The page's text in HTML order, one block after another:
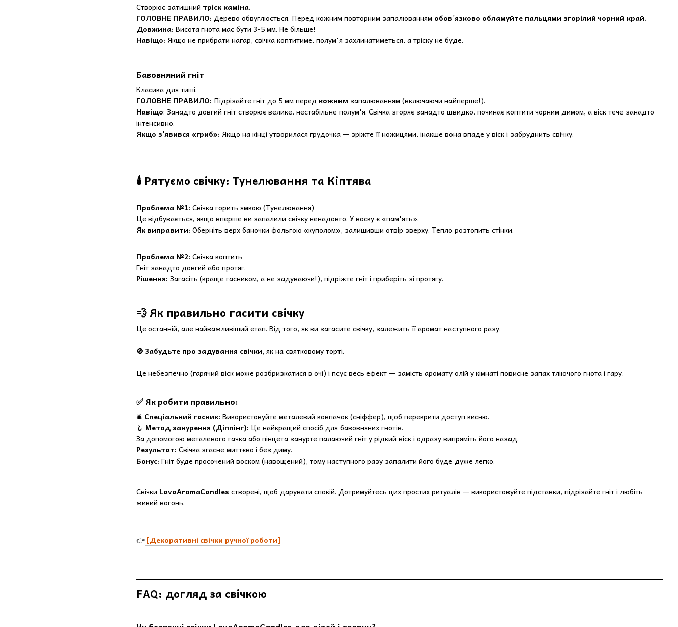
Створює затишний тріск каміна.
ГОЛОВНЕ ПРАВИЛО: Дерево обвуглюється. Перед кожним повторним запалюванням обов'язково обламуйте пальцями згорілий чорний край.
Довжина: Висота гнота має бути 3-5 мм. Не більше!
Навіщо: Якщо не прибрати нагар, свічка коптитиме, полум'я захлинатиметься, а тріску не буде.
Бавовняний гніт
Класика для тиші.
ГОЛОВНЕ ПРАВИЛО: Підрізайте гніт до 5 мм перед кожним запалюванням (включаючи найперше!).
Навіщо: Занадто довгий гніт створює велике, нестабільне полум'я. Свічка згоряє занадто швидко, починає коптити чорним димом, а віск тече занадто
інтенсивно.
Якщо з'явився «гриб»: Якщо на кінці утворилася грудочка — зріжте її ножицями, інакше вона впаде у віск і забруднить свічку.
🕯️ Рятуємо свічку: Тунелювання та Кіптява
Проблема №1: Свічка горить ямкою (Тунелювання)
Це відбувається, якщо вперше ви запалили свічку ненадовго. У воску є «пам'ять».
Як виправити: Оберніть верх баночки фольгою «куполом», залишивши отвір зверху. Тепло розтопить стінки.
Проблема №2: Свічка коптить
Гніт занадто довгий або протяг.
Рішення: Загасіть (краще гасником, а не задуваючи!), підріжте гніт і приберіть зі протягу.
💨 Як правильно гасити свічку
Це останній, але найважливіший етап. Від того, як ви загасите свічку, залежить її аромат наступного разу.
🚫 Забудьте про задування свічки, як на святковому торті.
Це небезпечно (гарячий віск може розбризкатися в очі) і псує весь ефект — замість аромату олій у кімнаті повисне запах тліючого гнота і гару.
✅ Як робити правильно:
🛎️ Спеціальний гасник: Використовуйте металевий ковпачок (сніффер), щоб перекрити доступ кисню.
🪝 Метод занурення (Діппінг): Це найкращий спосіб для бавовняних гнотів.
За допомогою металевого гачка або пінцета занурте палаючий гніт у рідкий віск і одразу випряміть його назад.
Результат: Свічка згасне миттєво і без диму.
Бонус: Гніт буде просочений воском (навощений), тому наступного разу запалити його буде дуже легко.
Свічки LavaAromaCandles створені, щоб дарувати спокій. Дотримуйтесь цих простих ритуалів — використовуйте підставки, підрізайте гніт і любіть
живий вогонь.
👉 [Декоративні свічки ручної роботи]
FAQ: догляд за свічкою